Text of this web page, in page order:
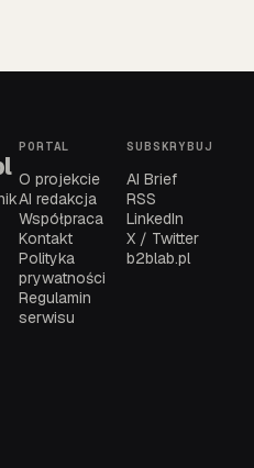
PORTAL
O projekcie
AI redakcja
Współpraca
Kontakt
Polityka
prywatności
Regulamin
serwisu
SUBSKRYBUJ
AI Brief
RSS
LinkedIn
X / Twitter
b2blab.pl